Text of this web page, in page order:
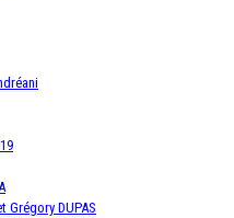
Grégory DUPAS